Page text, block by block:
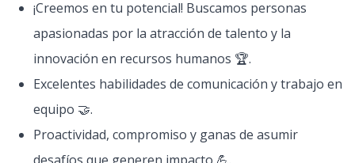
¡Creemos en tu potencial! Buscamos personas
apasionadas por la atracción de talento y la
innovación en recursos humanos 🏆.
Excelentes habilidades de comunicación y trabajo en
equipo 🤝.
Proactividad, compromiso y ganas de asumir